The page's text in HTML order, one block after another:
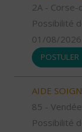
2A - Corse-
Possibilité
01/08/2026
POSTULER
AIDE
85 - Vendée
Possibilité